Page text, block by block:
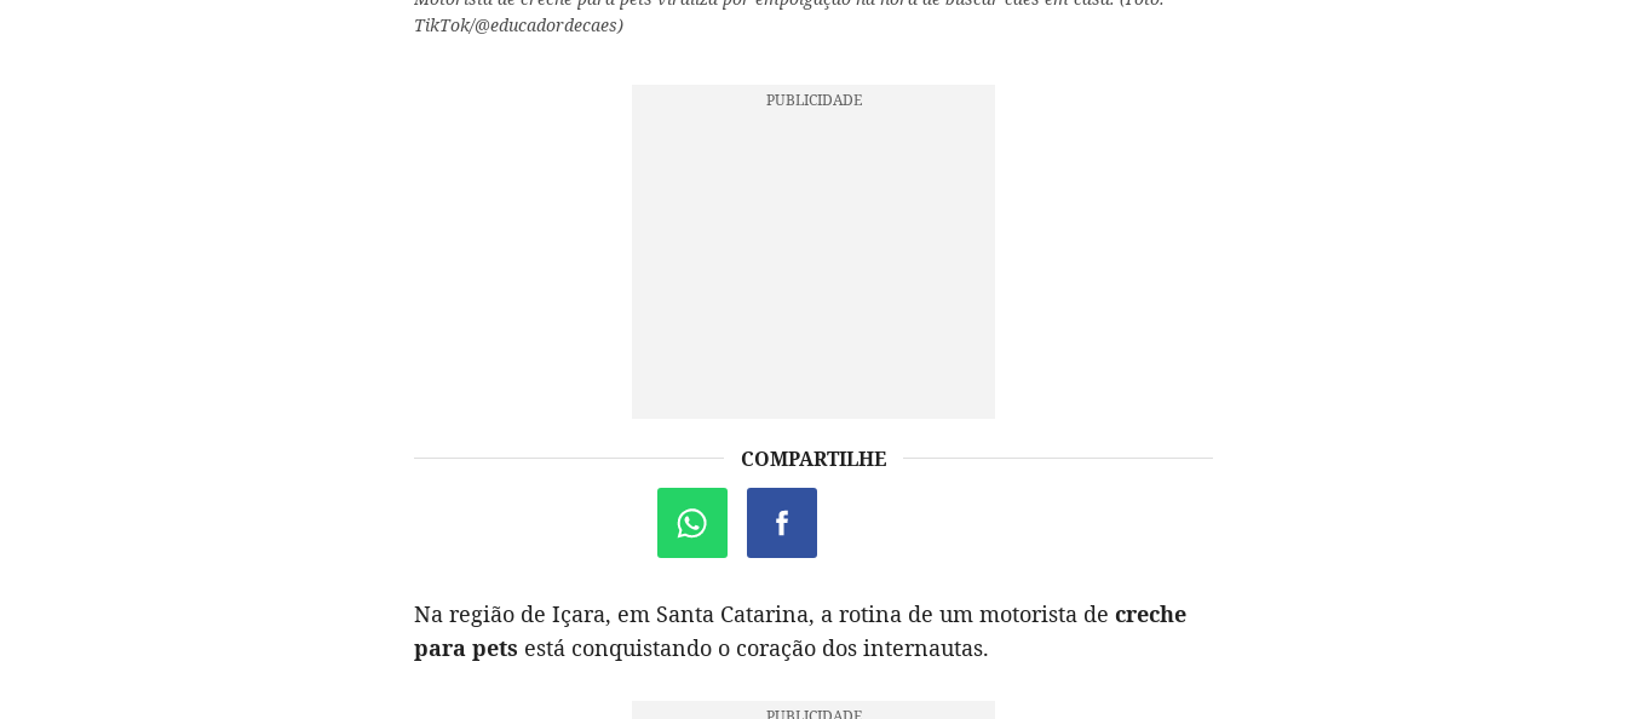
TikTok/@educadordecaes)
COMPARTILHE
Na região de Içara, em Santa Catarina, a rotina de um motorista de creche
para pets está conquistando o coração dos internautas.